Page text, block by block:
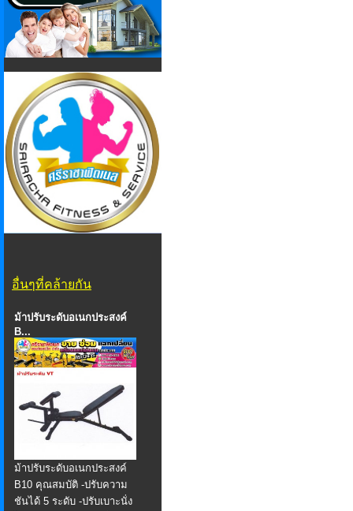
อื่นๆที่คล้ายกัน
ม้าปรับระดับอเนกประสงค์
B...
ม้าปรับระดับอเนกประสงค์
B10 คุณสมบัติ -ปรับความ
ชันได้ 5 ระดับ -ปรับเบาะนั่ง